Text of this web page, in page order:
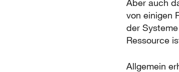
Aber auch
von einigen
der
Ressource
Allgemein